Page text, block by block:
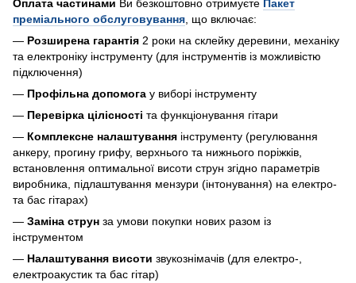
Оплата частинами Ви безкоштовно отримуєте Пакет
преміального обслуговування, що включає:
— Розширена гарантія 2 роки на склейку деревини, механіку
та електроніку інструменту (для інструментів із можливістю
підключення)
— Профільна допомога у виборі інструменту
— Перевірка цілісності та функціонування гітари
— Комплексне налаштування інструменту (регулювання
анкеру, прогину грифу, верхнього та нижнього поріжків,
встановлення оптимальної висоти струн згідно параметрів
виробника, підлаштування мензури (інтонування) на електро-
та бас гітарах)
— Заміна струн за умови покупки нових разом із
інструментом
— Налаштування висоти звукознімачів (для електро-,
електроакустик та бас гітар)